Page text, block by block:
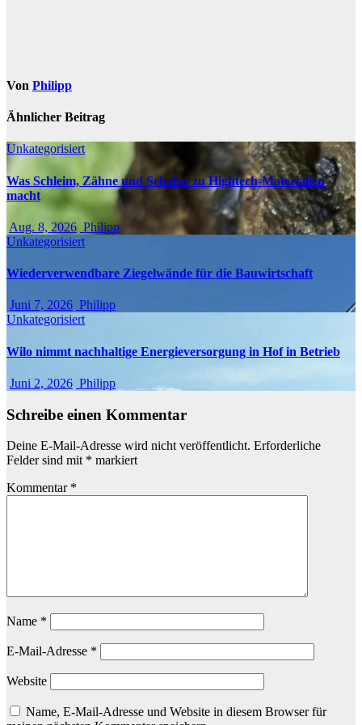
Von Philipp
Ähnlicher Beitrag
Unkategorisiert
Was Schleim, Zähne und Schalen zu Hightech-Materialien
macht
Aug. 8, 2026 Philipp
Unkategorisiert
Wiederverwendbare Ziegelwände für die Bauwirtschaft
Juni 7, 2026 Philipp
Unkategorisiert
Wilo nimmt nachhaltige Energieversorgung in Hof in Betrieb
Juni 2, 2026 Philipp
Schreibe einen Kommentar
Deine E-Mail-Adresse wird nicht veröffentlicht. Erforderliche
Felder sind mit * markiert
Kommentar *
Name *
E-Mail-Adresse *
Website
Name, E-Mail-Adresse und Website in diesem Browser für